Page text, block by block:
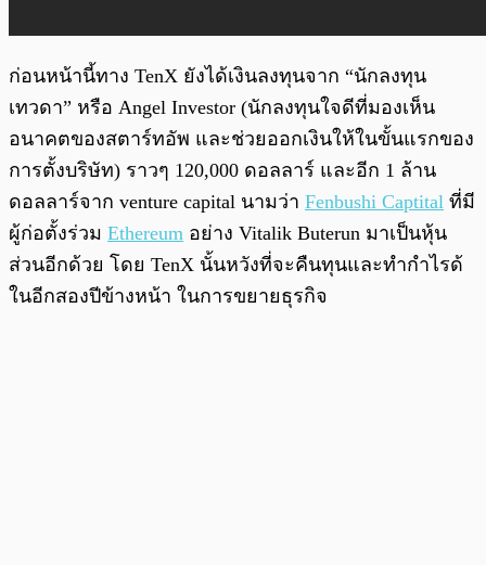
ก่อนหน้านี้ทาง TenX ยังได้เงินลงทุนจาก “นักลงทุน
เทวดา” หรือ Angel Investor (นักลงทุนใจดีที่มองเห็น
อนาคตของสตาร์ทอัพ และช่วยออกเงินให้ในขั้นแรกของ
การตั้งบริษัท) ราวๆ 120,000 ดอลลาร์ และอีก 1 ล้าน
ดอลลาร์จาก venture capital นามว่า Fenbushi Captital ที่มี
ผู้ก่อตั้งร่วม Ethereum อย่าง Vitalik Buterun มาเป็นหุ้น
ส่วนอีกด้วย โดย TenX นั้นหวังที่จะคืนทุนและทำกำไรด้
ในอีกสองปีข้างหน้า ในการขยายธุรกิจ